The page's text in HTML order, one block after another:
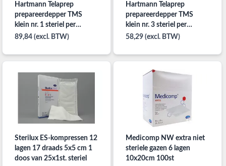
Hartmann Telaprep
prepareerdepper TMS
klein nr. 1 steriel per
30x10st.
89,84 (excl. BTW)
Hartmann Telaprep
prepareerdepper TMS
klein nr. 3 steriel per
16x10st.
58,29 (excl. BTW)
Sterilux ES-kompressen 12
lagen 17 draads 5x5 cm 1
doos van 25x1st. steriel
Medicomp NW extra niet
steriele gazen 6 lagen
10x20cm 100st